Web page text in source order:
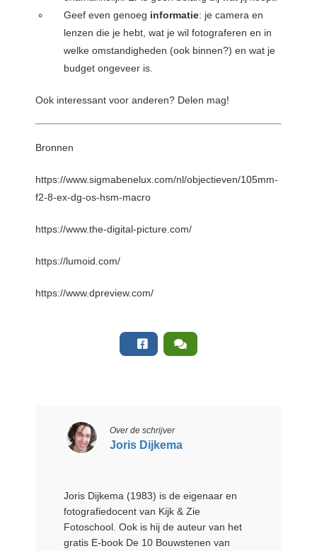
Geef even genoeg informatie: je camera en
lenzen die je hebt, wat je wil fotograferen en in
welke omstandigheden (ook binnen?) en wat je
budget ongeveer is.
Ook interessant voor anderen? Delen mag!
Bronnen
https://www.sigmabenelux.com/nl/objectieven/105mm-
f2-8-ex-dg-os-hsm-macro
https://www.the-digital-picture.com/
https://lumoid.com/
https://www.dpreview.com/
Over de schrijver
Joris Dijkema
Joris Dijkema (1983) is de eigenaar en
fotografiedocent van Kijk & Zie
Fotoschool. Ook is hij de auteur van het
gratis E-book De 10 Bouwstenen van